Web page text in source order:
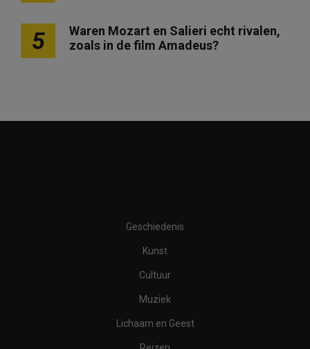
5
Waren Mozart en Salieri echt rivalen,
zoals in de film Amadeus?
Geschiedenis
Kunst
Cultuur
Muziek
Lichaam en Geest